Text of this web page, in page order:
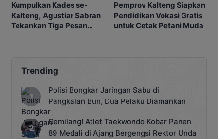
Kumpulkan Kades se-
Kalteng, Agustiar Sabran
Tekankan Tiga Pesan
Pemprov Kalteng Siapkan
Pendidikan Vokasi Gratis
untuk Cetak Petani Muda
Trending
Polisi Bongkar Jaringan Sabu di
Pangkalan Bun, Dua Pelaku Diamankan
Gemilang! Atlet Taekwondo Kobar Panen
89 Medali di Ajang Bergengsi Rektor Unda